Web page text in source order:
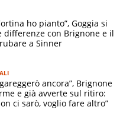
ho pianto”, Goggia si
differenze con Brignone e il
a Sinner
ancora”, Brignone
e già avverte sul ritiro:
ci sarò, voglio fare altro”